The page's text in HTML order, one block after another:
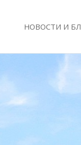
НОВОСТИ И